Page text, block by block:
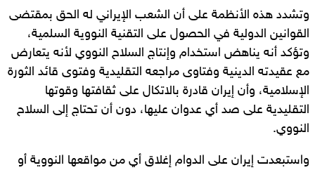
وتشدد هذه الأنظمة على أن الشعب الإيراني له الحق بمقتضى
القوانين الدولية في الحصول على التقنية النووية السلمية،
وتؤكد أنه يناهض استخدام وإنتاج السلاح النووي لأنه يتعارض
مع عقيدته الدينية وفتاوى مراجعه التقليدية وفتوى قائد الثورة
الإسلامية، وأن إيران قادرة بالاتكال على ثقافتها وقوتها
التقليدية على صد أي عدوان عليها، دون أن تحتاج إلى السلاح
النووي.
واستبعدت إيران على الدوام إغلاق أي من مواقعها النووية أو